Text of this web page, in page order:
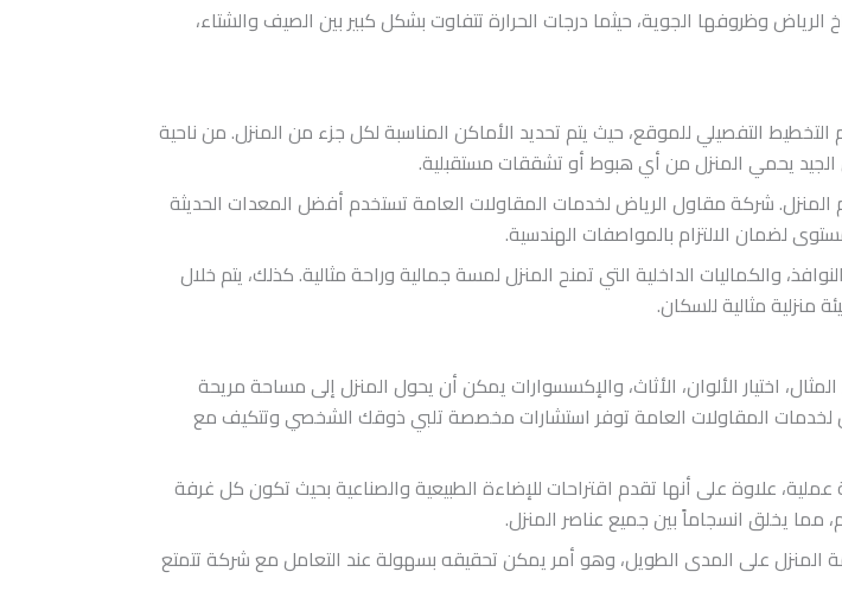
وظروفها الجوية، حيثما درجات الحرارة تتفاوت بشكل كبير بين الصيف والشتاء،
التفصيلي للموقع، حيث يتم تحديد الأماكن المناسبة لكل جزء من المنزل. من ناحية
الجيد يحمي المنزل من أي هبوط أو تشققات مستقبلية.
شركة مقاول الرياض لخدمات المقاولات العامة تستخدم أفضل المعدات الحديثة
لضمان الالتزام بالمواصفات الهندسية.
والكماليات الداخلية التي تمنح المنزل لمسة جمالية وراحة مثالية. كذلك، يتم خلال
منزلية مثالية للسكان.
اختيار الألوان، الأثاث، والإكسسوارات يمكن أن يحول المنزل إلى مساحة مريحة
المقاولات العامة توفر استشارات مخصصة تلبي ذوقك الشخصي وتتكيف مع
علاوة على أنها تقدم اقتراحات للإضاءة الطبيعية والصناعية بحيث تكون كل غرفة
مما يخلق انسجاماً بين جميع عناصر المنزل.
المنزل على المدى الطويل، وهو أمر يمكن تحقيقه بسهولة عند التعامل مع شركة تتمتع